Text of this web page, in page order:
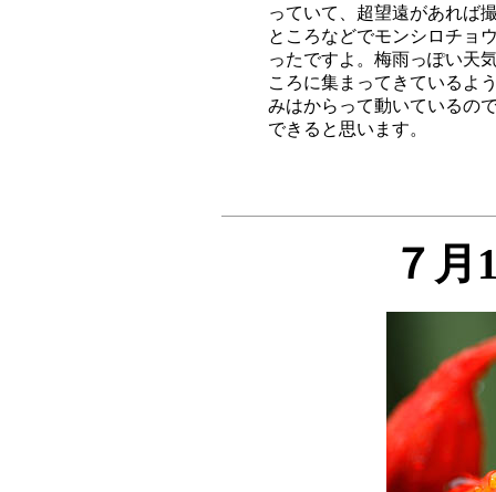
っていて、超望遠があれば
ところなどでモンシロチョ
ったですよ。梅雨っぽい天
ころに集まってきているよ
みはからって動いているの
７月